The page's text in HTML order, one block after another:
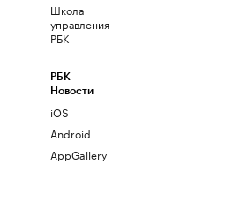
Школа
управления
РБК
РБК
Новости
iOS
Android
AppGallery